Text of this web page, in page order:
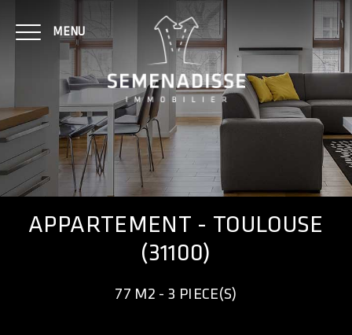
MENU
NOTRE AGENCE
ACHAT
LOCATION
CONTACT
APPARTEMENT - TOULOUSE
(31100)
77 M2 - 3 PIECE(S)